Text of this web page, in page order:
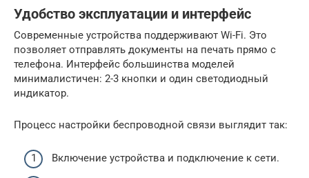
Удобство эксплуатации и интерфейс
Современные устройства поддерживают Wi-Fi. Это
позволяет отправлять документы на печать прямо с
телефона. Интерфейс большинства моделей
минималистичен: 2-3 кнопки и один светодиодный
индикатор.
Процесс настройки беспроводной связи выглядит так:
Включение устройства и подключение к сети.